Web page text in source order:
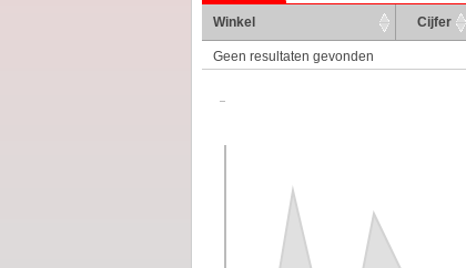
Winkel Cijfer
Geen resultaten gevonden